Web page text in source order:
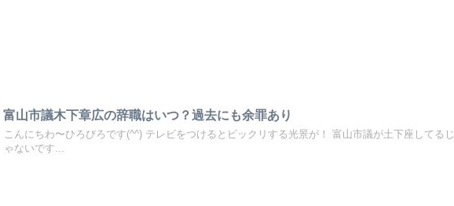
富山市議木下章広の辞職はいつ？過去にも余罪あり
こんにちわ〜ひろびろです(^^) テレビをつけるとビックリする光景が！ 富山市議が土下座してるじ
ゃないです...